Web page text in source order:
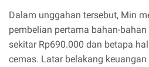
Dalam unggahan tersebut, Min
pembelian pertama bahan-
sekitar Rp690.000 dan betapa
cemas. Latar belakang